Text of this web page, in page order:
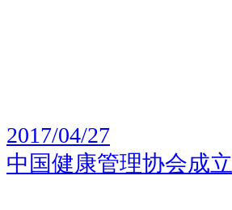
2017/04/27
中国健康管理协会成立